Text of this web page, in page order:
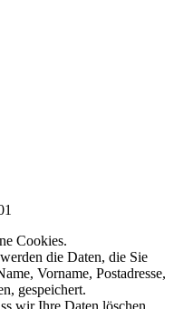
Cookies.
die Daten, die Sie
Vorname, Postadresse,
gespeichert.
wir Ihre Daten löschen